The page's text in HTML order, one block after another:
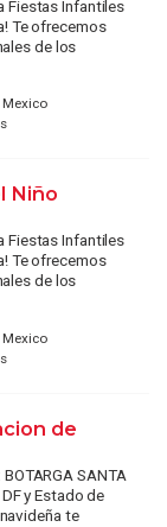
Infantiles
Te ofrecemos
de los
Niño
Infantiles
Te ofrecemos
de los
de
SANTA
y Estado de
te